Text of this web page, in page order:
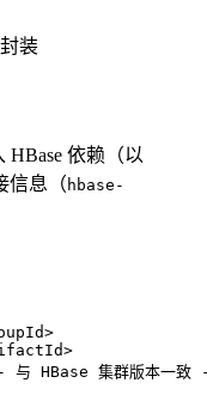
装
HBase 依赖（以
信息（ hbase-
>
>
HBase 集群版本一致